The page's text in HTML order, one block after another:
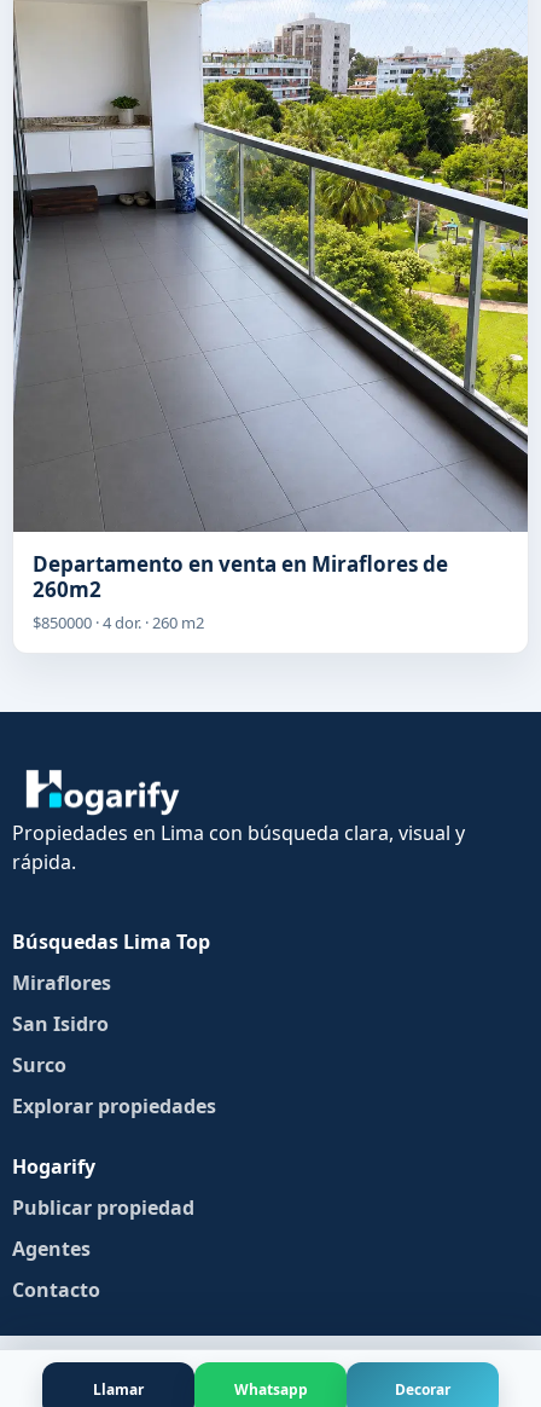
Departamento en venta en Miraflores de
260m2
$850000 · 4 dor. · 260 m2
Propiedades en Lima con búsqueda clara, visual y
rápida.
Búsquedas Lima Top
Miraflores
San Isidro
Surco
Explorar propiedades
Hogarify
Publicar propiedad
Agentes
Contacto
Llamar Whatsapp Decorar